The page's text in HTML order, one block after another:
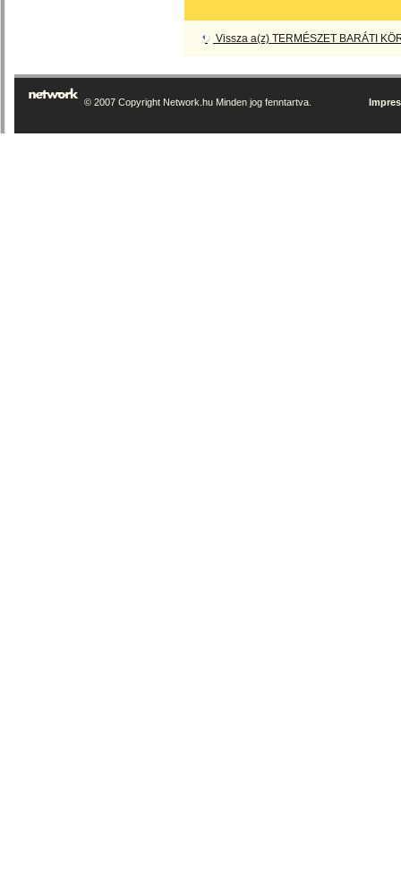
Vissza a(z) TERMÉSZET BARÁTI
© 2007 Copyright Network.hu Minden jog fenntartva.